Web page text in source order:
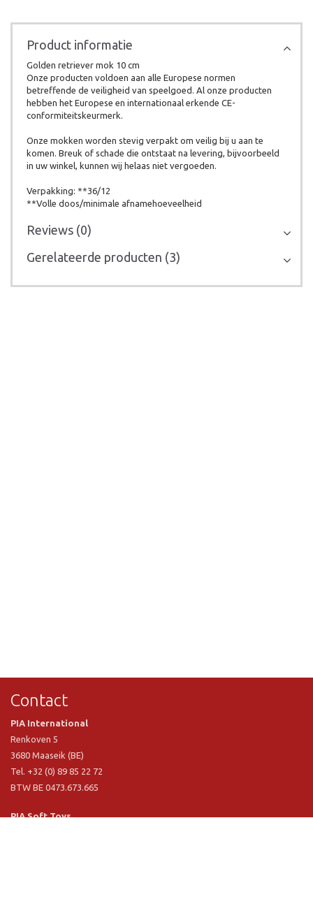
Product informatie
Golden retriever mok 10 cm
Onze producten voldoen aan alle Europese normen
betreffende de veiligheid van speelgoed. Al onze producten
hebben het Europese en internationaal erkende CE-
conformiteitskeurmerk.
Onze mokken worden stevig verpakt om veilig bij u aan te
komen. Breuk of schade die ontstaat na levering, bijvoorbeeld
in uw winkel, kunnen wij helaas niet vergoeden.
Verpakking: **36/12
**Volle doos/minimale afnamehoeveelheid
Reviews (0)
Gerelateerde producten (3)
Contact
PIA International
Renkoven 5
3680 Maaseik (BE)
Tel. +32 (0) 89 85 22 72
BTW BE 0473.673.665
PIA Soft Toys